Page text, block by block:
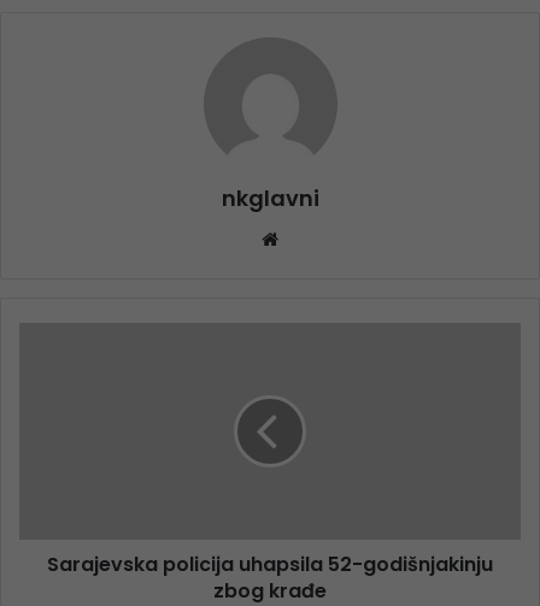
nkglavni
Sarajevska policija uhapsila 52-godišnjakinju
zbog krađe